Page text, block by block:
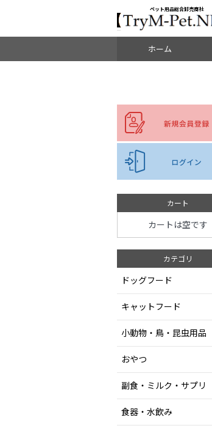
＜重要＞【オリジン】【アカナ】販売元変更のご案内
ペット用品総合卸売商社
ホーム
ドッグフー
キャットフ
おやつ
食器・水飲み
カート
カートは空です
カテゴリ
ドッグフード
キャットフード
小動物・鳥・昆虫用品
おやつ
副食・ミルク・サプリ
食器・水飲み